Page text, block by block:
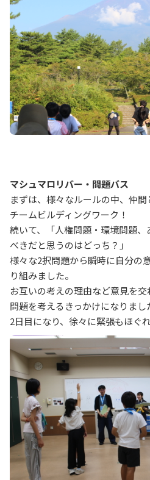
マシュマロリバー・問題バス
まずは、様々なルールの中、仲
チームビルディングワーク！
続いて、「人権問題・環境問題
べきだと思うのはどっち？」
様々な2択問題から瞬時に自分の
り組みました。
お互いの考えの理由など意見を
問題を考えるきっかけになりまし
2日目になり、徐々に緊張もほぐ